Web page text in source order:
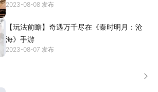
==
六种职业、七种攻击范围，千变万化的战前
指点江湖的乐趣。轻松的放置战斗方式，劳
阵快乐。
==
雄成长不再受限于门派、职业的限制。高度
2023-08-08 发布
【玩法前瞻】奇遇万千尽在《秦时明月：沧
海》手游
2023-08-07 发布
更多